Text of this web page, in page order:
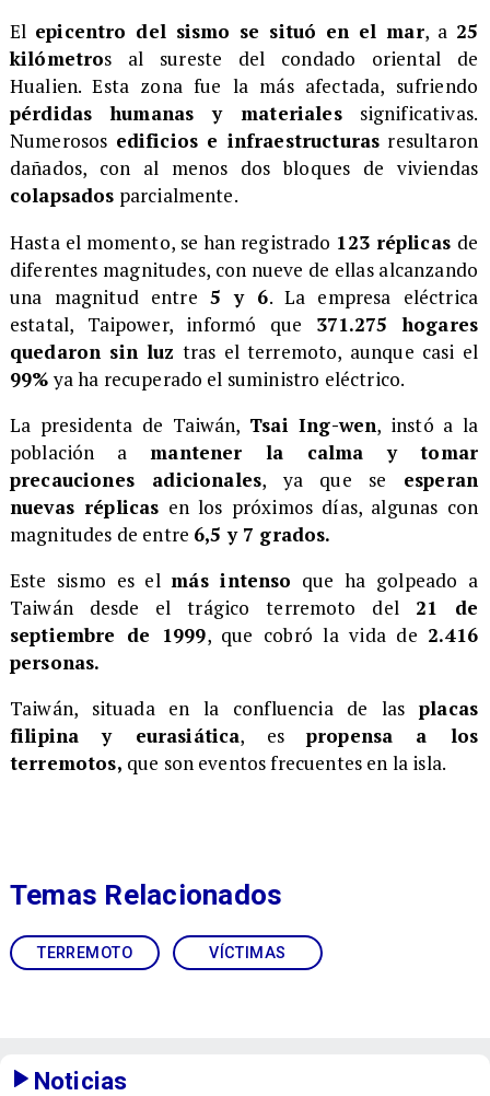
​El epicentro del sismo se situó en el mar, a 25
kilómetros al sureste del condado oriental de
Hualien. Esta zona fue la más afectada, sufriendo
pérdidas humanas y materialessignificativas.
Numerosos edificios e infraestructuras resultaron
dañados, con al menos dos bloques de viviendas
colapsados parcialmente.
​Hasta el momento, se han registrado 123 réplicas de
diferentes magnitudes, con nueve de ellas alcanzando
una magnitud entre 5 y 6. La empresa eléctrica
estatal, Taipower, informó que 371.275 hogares
quedaron sin luz tras el terremoto, aunque casi el
99%ya ha recuperado el suministro eléctrico.
​La presidenta de Taiwán, Tsai Ing-wen, instó a la
población amantener la calma y tomar
precauciones adicionales, ya que se esperan
nuevas réplicas en los próximos días, algunas con
magnitudes de entre 6,5 y 7 grados.
​Este sismo es elmás intenso que ha golpeado a
Taiwán desde el trágico terremoto del 21 de
septiembre de 1999, que cobró la vida de 2.416
personas.
Taiwán, situada en la confluencia de lasplacas
filipina y eurasiática, es propensa a los
terremotos, que son eventos frecuentes en la isla.
TERREMOTO VÍCTIMAS
Temas Relacionados
Noticias